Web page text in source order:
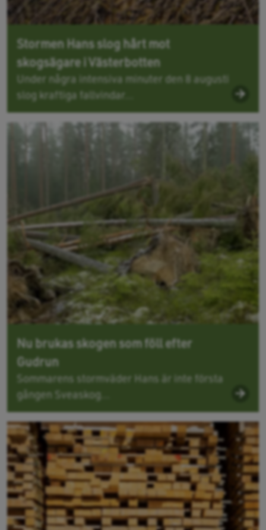
Stormen Hans slog hårt mot
skogsägare i Västerbotten
Under några intensiva minuter den 8 augusti
slog kraftiga fallvindar...
Nu brukas skogen som föll efter
Gudrun
Sommarens stormväder Hans är inte första
gången Sveaskog...